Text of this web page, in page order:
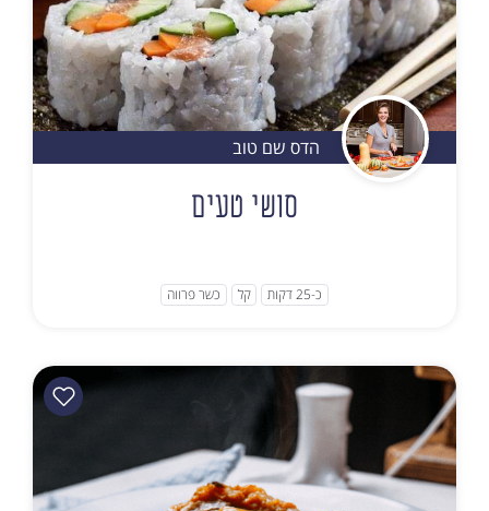
הדס שם טוב
סושי טעים
כ-25 דקות קל כשר פרווה